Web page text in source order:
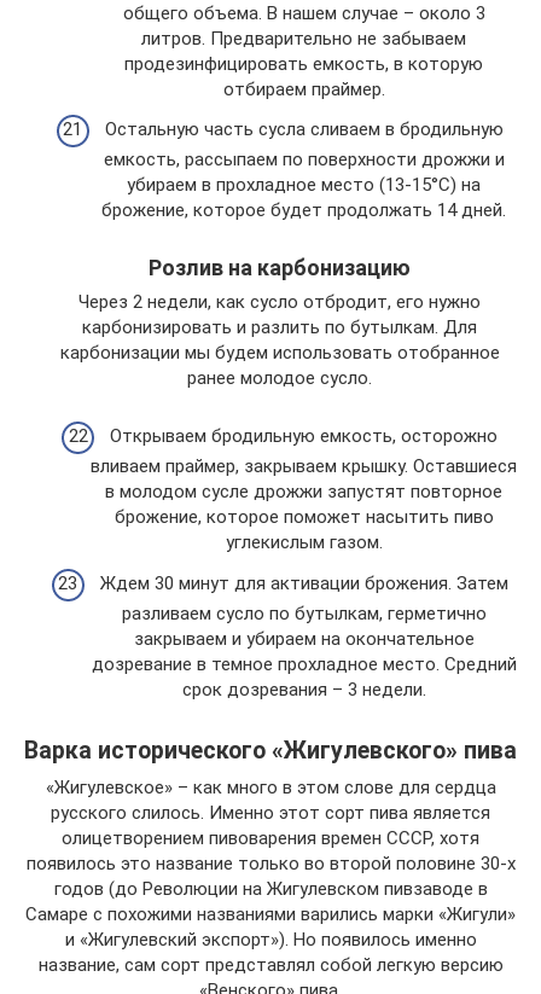
общего объема. В нашем случае – около 3
литров. Предварительно не забываем
продезинфицировать емкость, в которую
отбираем праймер.
Остальную часть сусла сливаем в бродильную
емкость, рассыпаем по поверхности дрожжи и
убираем в прохладное место (13-15°С) на
брожение, которое будет продолжать 14 дней.
Розлив на карбонизацию
Через 2 недели, как сусло отбродит, его нужно
карбонизировать и разлить по бутылкам. Для
карбонизации мы будем использовать отобранное
ранее молодое сусло.
Открываем бродильную емкость, осторожно
вливаем праймер, закрываем крышку. Оставшиеся
в молодом сусле дрожжи запустят повторное
брожение, которое поможет насытить пиво
углекислым газом.
Ждем 30 минут для активации брожения. Затем
разливаем сусло по бутылкам, герметично
закрываем и убираем на окончательное
дозревание в темное прохладное место. Средний
срок дозревания – 3 недели.
Варка исторического «Жигулевского» пива
«Жигулевское» – как много в этом слове для сердца
русского слилось. Именно этот сорт пива является
олицетворением пивоварения времен СССР, хотя
появилось это название только во второй половине 30-х
годов (до Революции на Жигулевском пивзаводе в
Самаре с похожими названиями варились марки «Жигули»
и «Жигулевский экспорт»). Но появилось именно
название, сам сорт представлял собой легкую версию